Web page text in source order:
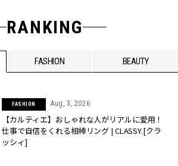
RANKING
FASHION BEAUTY
FASHION Aug, 3, 2026
【カルティエ】おしゃれな人がリアルに愛用！
仕事で自信をくれる相棒リング | CLASSY.[クラ
ッシィ]